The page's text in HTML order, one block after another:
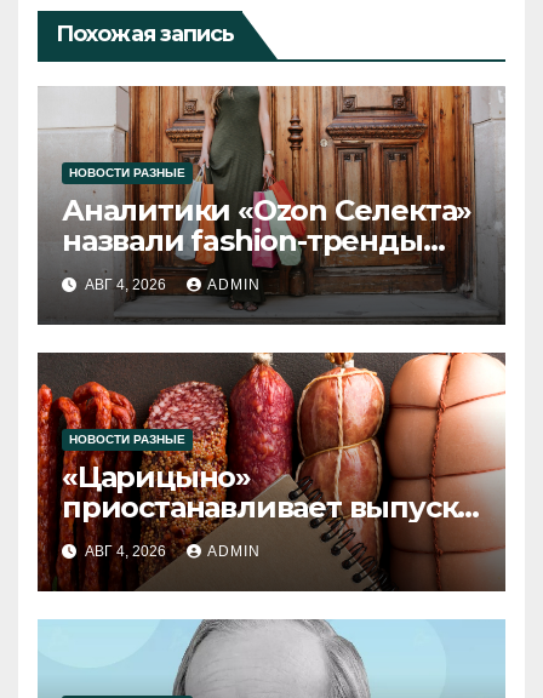
Похожая запись
НОВОСТИ РАЗНЫЕ
Аналитики «Ozon Селекта»
назвали fashion-тренды
2026 года
АВГ 4, 2026 ADMIN
НОВОСТИ РАЗНЫЕ
«Царицыно»
приостанавливает выпуск
продукции
АВГ 4, 2026 ADMIN